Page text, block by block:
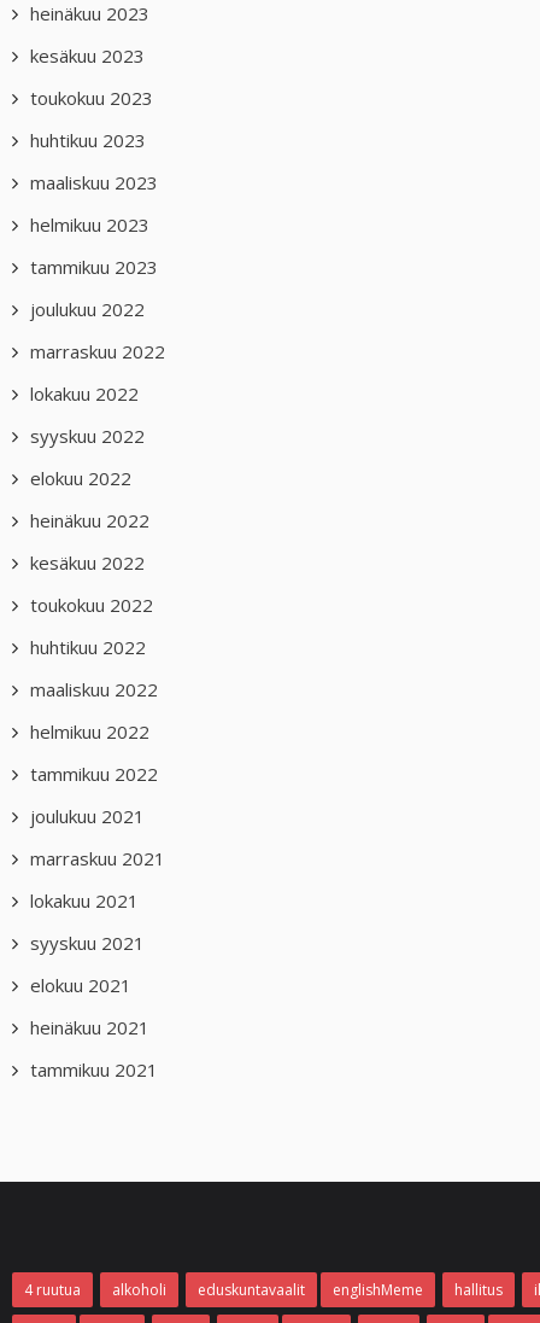
heinäkuu 2023
kesäkuu 2023
toukokuu 2023
huhtikuu 2023
maaliskuu 2023
helmikuu 2023
tammikuu 2023
joulukuu 2022
marraskuu 2022
lokakuu 2022
syyskuu 2022
elokuu 2022
heinäkuu 2022
kesäkuu 2022
toukokuu 2022
huhtikuu 2022
maaliskuu 2022
helmikuu 2022
tammikuu 2022
joulukuu 2021
marraskuu 2021
lokakuu 2021
syyskuu 2021
elokuu 2021
heinäkuu 2021
tammikuu 2021
4 ruutua alkoholi eduskuntavaalit englishMeme hallitus